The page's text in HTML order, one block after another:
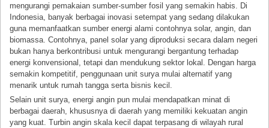
mengurangi pemakaian sumber-sumber fosil yang semakin habis. Di
Indonesia, banyak berbagai inovasi setempat yang sedang dilakukan
guna memanfaatkan sumber energi alami contohnya solar, angin, dan
biomassa. Contohnya, panel solar yang diproduksi secara dalam negeri
bukan hanya berkontribusi untuk mengurangi bergantung terhadap
energi konvensional, tetapi dan mendukung sektor lokal. Dengan harga
semakin kompetitif, penggunaan unit surya mulai alternatif yang
menarik untuk rumah tangga serta bisnis kecil.
Selain unit surya, energi angin pun mulai mendapatkan minat di
berbagai daerah, khususnya di daerah yang memiliki kekuatan angin
yang kuat. Turbin angin skala kecil dapat terpasang di wilayah rural